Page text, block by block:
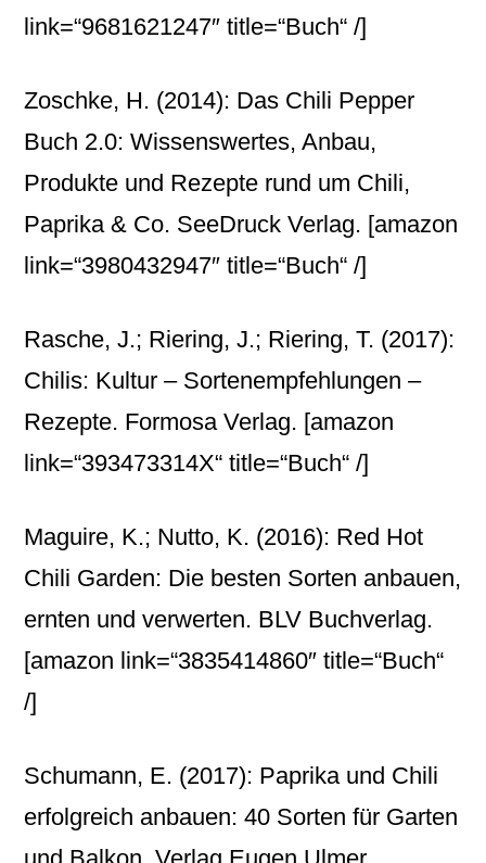
link=“9681621247″ title=“Buch“ /]
Zoschke, H. (2014): Das Chili Pepper
Buch 2.0: Wissenswertes, Anbau,
Produkte und Rezepte rund um Chili,
Paprika & Co. SeeDruck Verlag. [amazon
link=“3980432947″ title=“Buch“ /]
Rasche, J.; Riering, J.; Riering, T. (2017):
Chilis: Kultur – Sortenempfehlungen –
Rezepte. Formosa Verlag. [amazon
link=“393473314X“ title=“Buch“ /]
Maguire, K.; Nutto, K. (2016): Red Hot
Chili Garden: Die besten Sorten anbauen,
ernten und verwerten. BLV Buchverlag.
[amazon link=“3835414860″ title=“Buch“
/]
Schumann, E. (2017): Paprika und Chili
erfolgreich anbauen: 40 Sorten für Garten